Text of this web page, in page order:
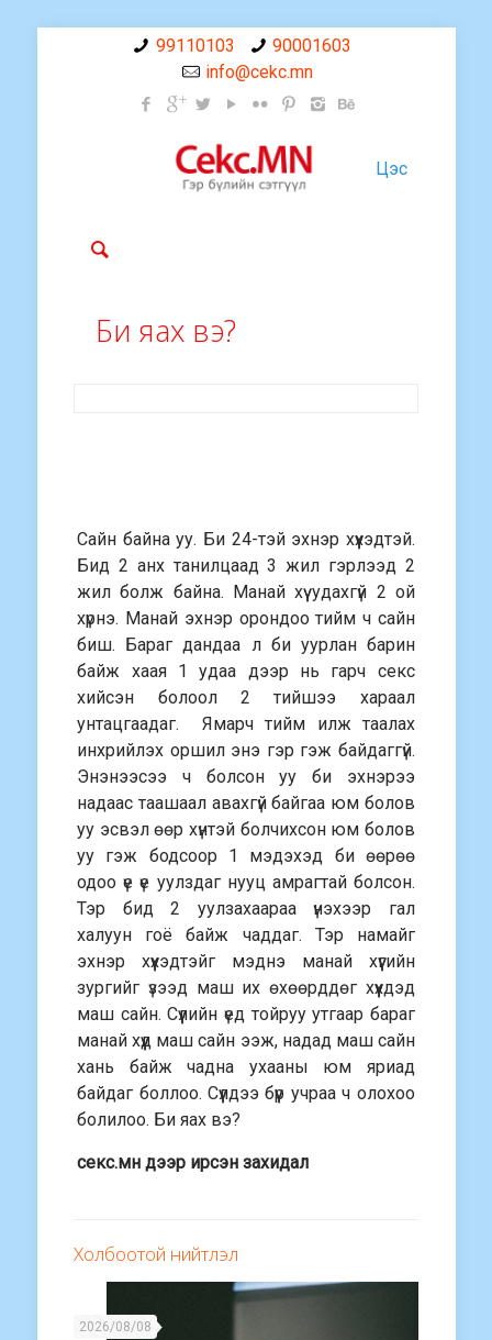
99110103
90001603
info@cekc.mn
Цэс
Би яах вэ?
Сайн байна уу. Би 24-тэй эхнэр хүүхэдтэй.
Бид 2 анх танилцаад 3 жил гэрлээд 2
жил болж байна. Манай хүү удахгүй 2 ой
хүрнэ. Манай эхнэр орондоо тийм ч сайн
биш. Бараг дандаа л би уурлан барин
байж хаая 1 удаа дээр нь гарч секс
хийсэн болоол 2 тийшээ хараал
унтацгаадаг. Ямарч тийм илж таалах
инхрийлэх оршил энэ гэр гэж байдаггүй.
Энэнээсээ ч болсон уу би эхнэрээ
надаас таашаал авахгүй байгаа юм болов
уу эсвэл өөр хүнтэй болчихсон юм болов
уу гэж бодсоор 1 мэдэхэд би өөрөө
одоо үе үе уулздаг нууц амрагтай болсон.
Тэр бид 2 уулзахаараа үнэхээр гал
халуун гоё байж чаддаг. Тэр намайг
эхнэр хүүхэдтэйг мэднэ манай хүүгийн
зургийг үзээд маш их өхөөрддөг хүүхдэд
маш сайн. Сүүлийн үед тойруу утгаар бараг
манай хүүд маш сайн ээж, надад маш сайн
хань байж чадна ухааны юм яриад
байдаг боллоо. Сүүлдээ бүүр учраа ч олохоо
болилоо. Би яах вэ?
секс.мн дээр ирсэн захидал
Холбоотой нийтлэл
2026/08/08